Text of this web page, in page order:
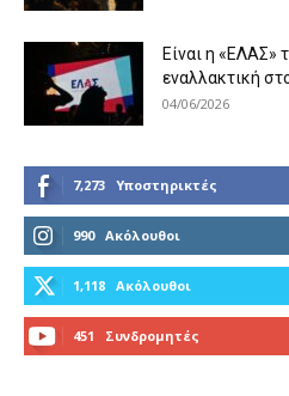
Είναι η «ΕΛΑΣ»
εναλλακτική
04/06/2026
7,273 Υποστηρικτές
990 Ακόλουθοι
1,118 Ακόλουθοι
451 Συνδρομητές